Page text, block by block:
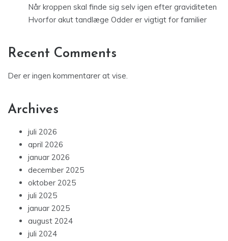
Når kroppen skal finde sig selv igen efter graviditeten
Hvorfor akut tandlæge Odder er vigtigt for familier
Recent Comments
Der er ingen kommentarer at vise.
Archives
juli 2026
april 2026
januar 2026
december 2025
oktober 2025
juli 2025
januar 2025
august 2024
juli 2024